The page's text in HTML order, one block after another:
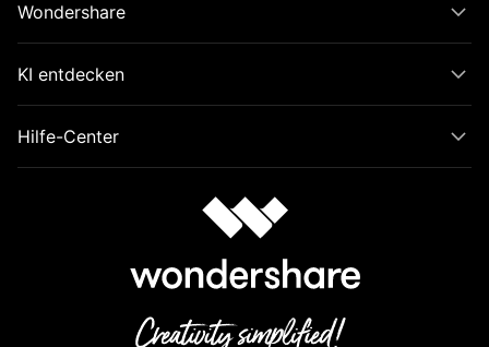
Wondershare
KI entdecken
Hilfe-Center